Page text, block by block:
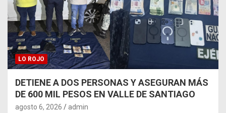
LO ROJO
DETIENE A DOS PERSONAS Y ASEGURAN MÁS
DE 600 MIL PESOS EN VALLE DE SANTIAGO
agosto 6, 2026 admin